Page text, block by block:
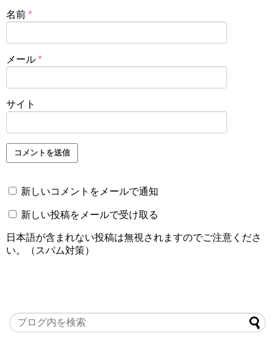
名前 *
メール *
サイト
新しいコメントをメールで通知
新しい投稿をメールで受け取る
日本語が含まれない投稿は無視されますのでご注意くださ
い。（スパム対策）